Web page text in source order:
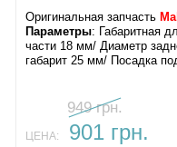
Оригинальная запчасть
Параметры: Габаритная
части 18 мм/ Диаметр
габарит 25 мм/ Посадка
949 грн.
ЦЕНА: 901 грн.